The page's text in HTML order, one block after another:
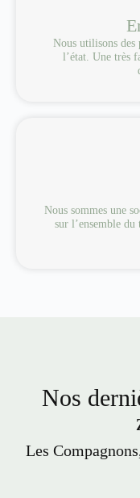
Nous utilisons
l’état. Une très
Nous sommes une
sur l’ensemble
Nos
Les